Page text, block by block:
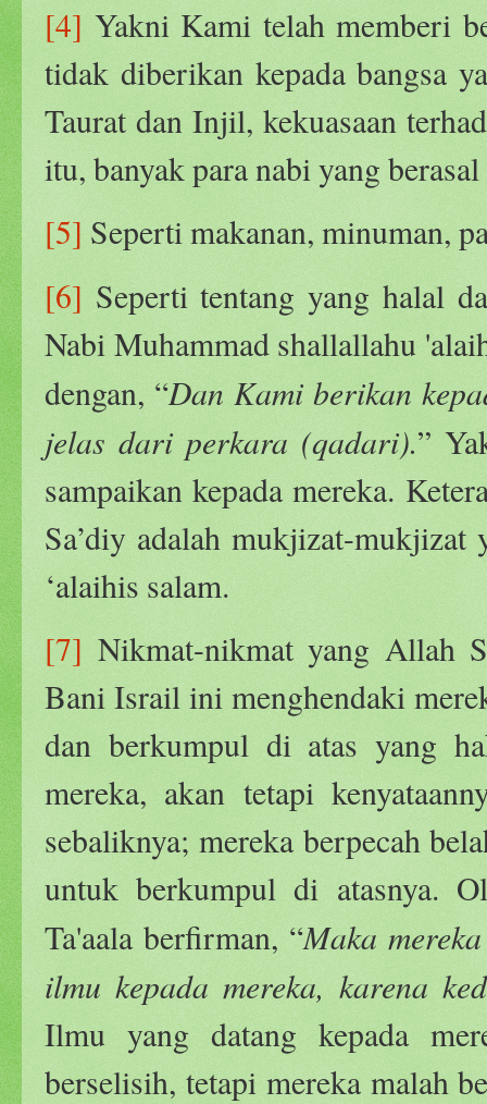
[4] Yakni Kami telah memberi
tidak diberikan kepada bangsa
Taurat dan Injil, kekuasaan
itu, banyak para nabi yang
[5] Seperti makanan, minuman,
[6] Seperti tentang yang halal
Nabi Muhammad shallallahu
dengan, “Dan Kami berikan
jelas dari perkara (qadari).”
sampaikan kepada mereka.
Sa’diy adalah mukjizat-
‘alaihis salam.
[7] Nikmat-nikmat yang Allah
Bani Israil ini menghendaki
dan berkumpul di atas yang
mereka, akan tetapi
sebaliknya; mereka berpecah
untuk berkumpul di atasnya.
Ta'aala berfirman, “Maka
ilmu kepada mereka, karena
Ilmu yang datang kepada
berselisih, tetapi mereka malah